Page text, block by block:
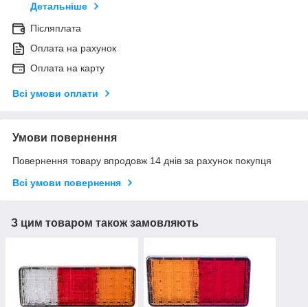
Детальніше
Післяплата
Оплата на рахунок
Оплата на карту
Всі умови оплати
Умови повернення
Повернення товару впродовж 14 днів за рахунок покупця
Всі умови повернення
З цим товаром також замовляють